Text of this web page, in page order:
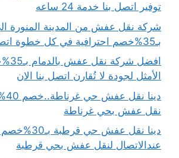
توفير اتصل بنا خدمة 24 ساعه
شركة نقل عفش من المدينة المنورة
بـ35%خصم احترافية في كل خطوة اتصل بنا الان
افضل
الأمثل لجودة لا تُقارن اتصل بنا الان
نقل عفش بحي غرناطة
دينا نقل عفش حي
عندالاتصال لنقل عفش بحي قرطبة